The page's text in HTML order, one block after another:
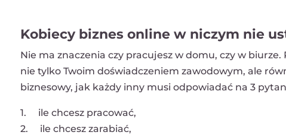
Kobiecy biznes online w niczym nie
Nie ma znaczenia czy pracujesz w domu, czy w
nie tylko Twoim doświadczeniem zawodowym, ale
biznesowy, jak każdy inny musi odpowiadać na 3
1. ile chcesz pracować,
2. ile chcesz zarabiać,